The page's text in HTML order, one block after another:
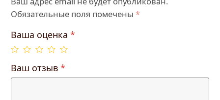
Обязательные поля помечены*
Ваша оценка*
Ваш отзыв*